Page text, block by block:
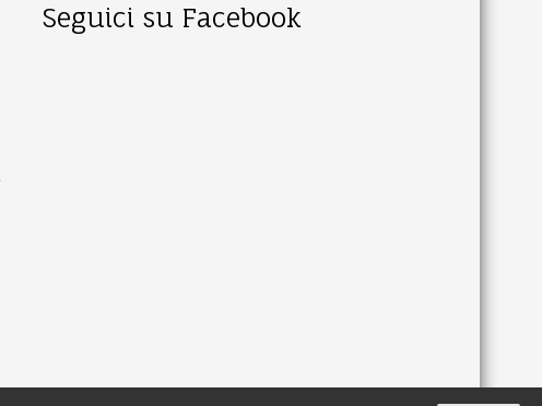
Seguici su Facebook